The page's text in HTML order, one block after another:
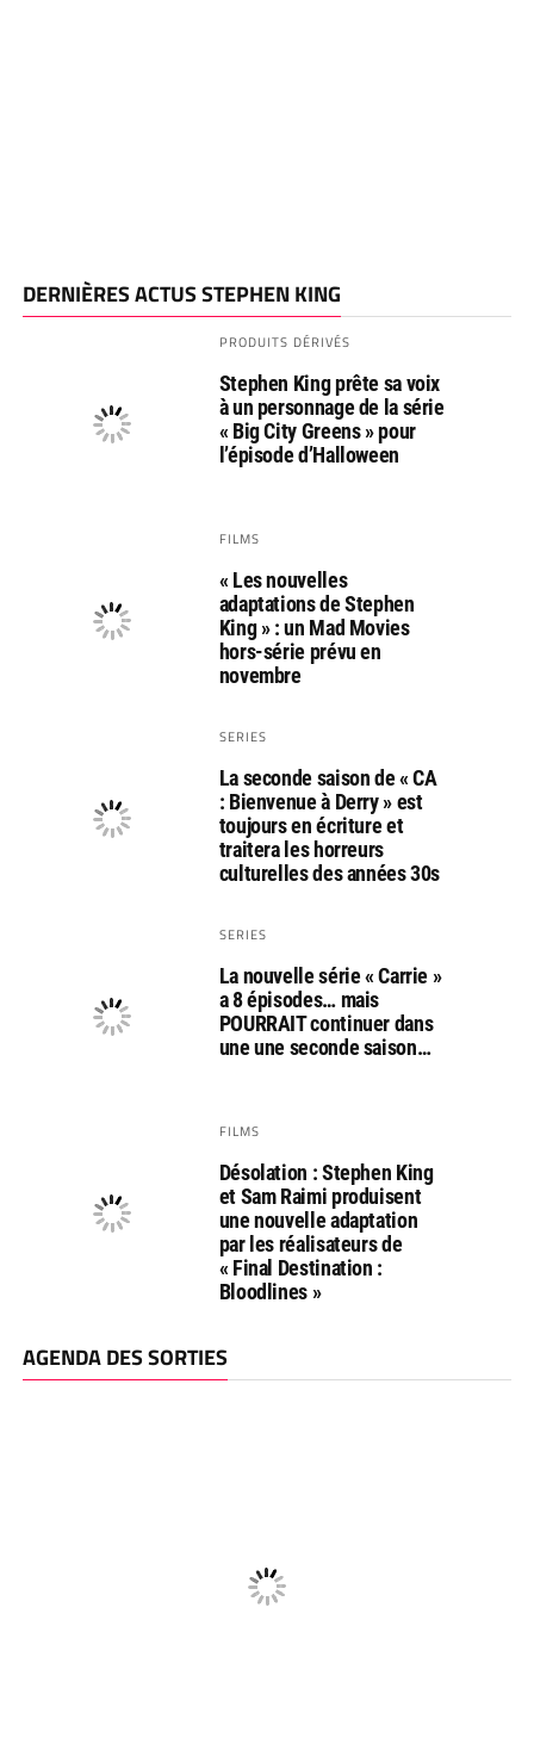
DERNIÈRES ACTUS STEPHEN KING
PRODUITS DÉRIVÉS
Stephen King prête sa voix
à un personnage de la série
« Big City Greens » pour
l’épisode d’Halloween
FILMS
« Les nouvelles
adaptations de Stephen
King » : un Mad Movies
hors-série prévu en
novembre
SERIES
La seconde saison de « CA
: Bienvenue à Derry » est
toujours en écriture et
traitera les horreurs
culturelles des années 30s
SERIES
La nouvelle série « Carrie »
a 8 épisodes… mais
POURRAIT continuer dans
une une seconde saison…
FILMS
Désolation : Stephen King
et Sam Raimi produisent
une nouvelle adaptation
par les réalisateurs de
« Final Destination :
Bloodlines »
AGENDA DES SORTIES